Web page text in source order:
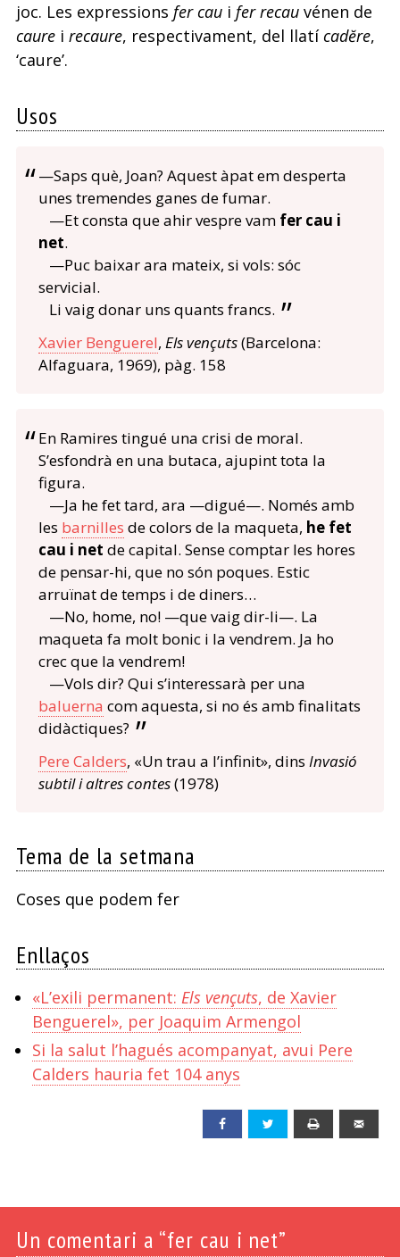
joc. Les expressions fer caui fer recauvénen de
caurei recaure, respectivament, del llatícadĕre,
‘caure’.
Usos
—Saps què, Joan? Aquest àpat em desperta
unes tremendes ganes de fumar.
—Et consta que ahir vespre vam fer cau i
net.
—Puc baixar ara mateix, si vols: sóc
servicial.
Li vaig donar uns quants francs.
Xavier Benguerel, Els vençuts(Barcelona:
Alfaguara, 1969), pàg. 158
En Ramires tingué una crisi de moral.
S’esfondrà en una butaca, ajupint tota la
figura.
—Ja he fet tard, ara —digué—. Només amb
les barnilles de colors de la maqueta, he fet
cau i net de capital. Sense comptar les hores
de pensar-hi, que no són poques. Estic
arruïnat de temps i de diners…
—No, home, no! —que vaig dir-li—. La
maqueta fa molt bonic i la vendrem. Ja ho
crec que la vendrem!
—Vols dir? Qui s’interessarà per una
baluerna com aquesta, si no és amb finalitats
didàctiques?
Pere Calders, «Un trau a l’infinit», dins Invasió
subtil i altres contes(1978)
Tema de la setmana
Coses que podem fer
Enllaços
«L’exili permanent: Els vençuts, de Xavier
Benguerel», per Joaquim Armengol
Si la salut l’hagués acompanyat, avui Pere
Calders hauria fet 104 anys
Facebook Twitter
Un comentari a “fer cau i net”